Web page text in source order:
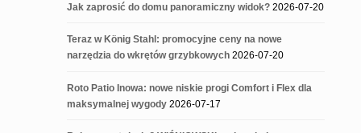
Jak zaprosić do domu panoramiczny widok? 2026-07-20
Teraz w König Stahl: promocyjne ceny na nowe
narzędzia do wkrętów grzybkowych 2026-07-20
Roto Patio Inowa: nowe niskie progi Comfort i Flex dla
maksymalnej wygody 2026-07-17